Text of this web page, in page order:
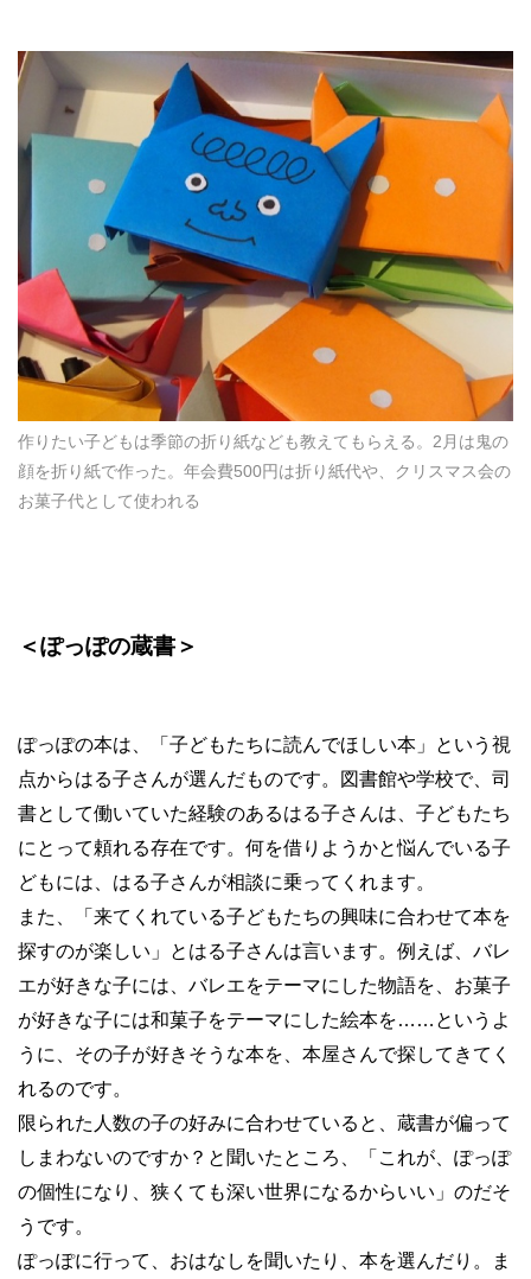
作りたい子どもは季節の折り紙なども教えてもらえる。2月は鬼の
顔を折り紙で作った。年会費500円は折り紙代や、クリスマス会の
お菓子代として使われる
＜ぽっぽの蔵書＞
ぽっぽの本は、「子どもたちに読んでほしい本」という視
点からはる子さんが選んだものです。図書館や学校で、司
書として働いていた経験のあるはる子さんは、子どもたち
にとって頼れる存在です。何を借りようかと悩んでいる子
どもには、はる子さんが相談に乗ってくれます。
また、「来てくれている子どもたちの興味に合わせて本を
探すのが楽しい」とはる子さんは言います。例えば、バレ
エが好きな子には、バレエをテーマにした物語を、お菓子
が好きな子には和菓子をテーマにした絵本を…… というよ
うに、その子が好きそうな本を、本屋さんで探してきてく
れるのです。
限られた人数の子の好みに合わせていると、蔵書が偏って
しまわないのですか？と聞いたところ、「これが、ぽっぽ
の個性になり、狭くても深い世界になるからいい」のだそ
うです。
ぽっぽに行って、おはなしを聞いたり、本を選んだり。ま